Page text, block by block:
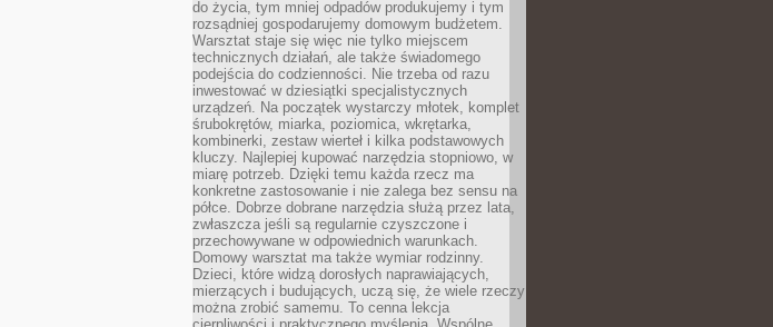
do życia, tym mniej odpadów produkujemy i tym
rozsądniej gospodarujemy domowym budżetem.
Warsztat staje się więc nie tylko miejscem
technicznych działań, ale także świadomego
podejścia do codzienności. Nie trzeba od razu
inwestować w dziesiątki specjalistycznych
urządzeń. Na początek wystarczy młotek, komplet
śrubokrętów, miarka, poziomica, wkrętarka,
kombinerki, zestaw wierteł i kilka podstawowych
kluczy. Najlepiej kupować narzędzia stopniowo, w
miarę potrzeb. Dzięki temu każda rzecz ma
konkretne zastosowanie i nie zalega bez sensu na
półce. Dobrze dobrane narzędzia służą przez lata,
zwłaszcza jeśli są regularnie czyszczone i
przechowywane w odpowiednich warunkach.
Domowy warsztat ma także wymiar rodzinny.
Dzieci, które widzą dorosłych naprawiających,
mierzących i budujących, uczą się, że wiele rzeczy
można zrobić samemu. To cenna lekcja